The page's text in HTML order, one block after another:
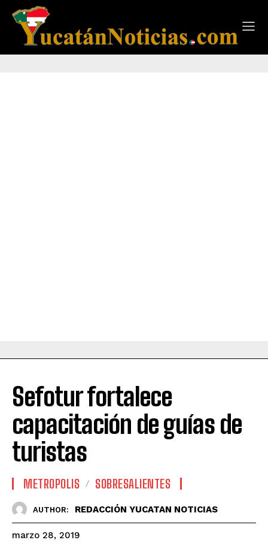
Sefotur fortalece
capacitación de guías de
turistas
METROPOLIS SOBRESALIENTES
AUTHOR: REDACCIÓN YUCATAN NOTICIAS
marzo 28, 2019